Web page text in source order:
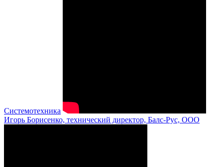
Системотехника
Игорь Борисенко, технический директор, Балс-Рус, ООО